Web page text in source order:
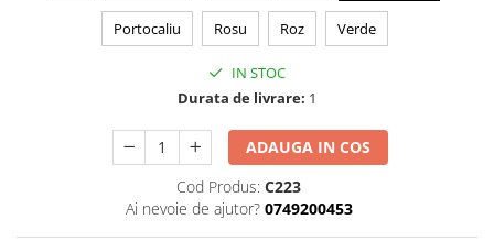
Portocaliu Rosu Roz Verde
IN STOC
Durata de livrare: 1
ADAUGA IN COS
Cod Produs: C223
Ai nevoie de ajutor? 0749200453